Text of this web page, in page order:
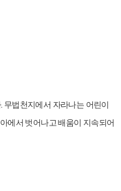
법천지에서 자라나는 어린이
에서 벗어나고 배움이 지속되어